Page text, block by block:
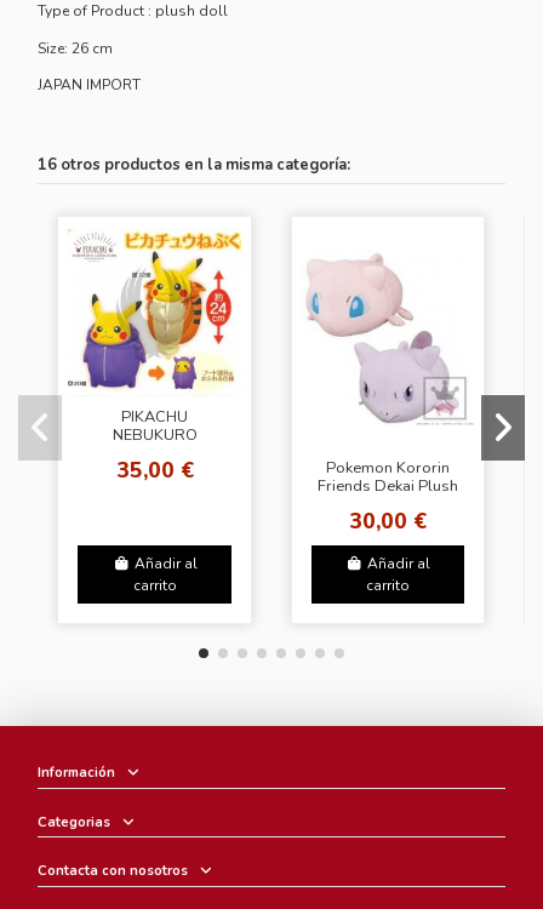
Type of Product : plush doll
Size: 26 cm
JAPAN IMPORT
16 otros productos en la misma categoría:
PIKACHU
NEBUKURO
PLUSH DOLL
35,00 €
Añadir al
carrito
Pokemon Kororin
Friends Dekai Plush
30,00 €
Añadir al
carrito
Información
Categorias
Contacta con nosotros